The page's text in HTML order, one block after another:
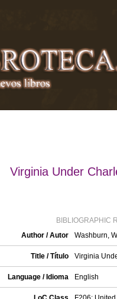
Virginia Under
BIBLIOGRAPHIC
Author / Autor
Washburn,
Title / Título Virginia
Language / Idioma English